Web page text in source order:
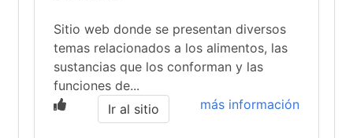
Sitio web donde se presentan diversos
temas relacionados a los alimentos, las
sustancias que los conforman y las
funciones de...
más información
Ir al sitio